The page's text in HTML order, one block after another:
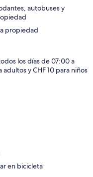
autobuses y
propiedad
los días de 07:00 a
y CHF 10 para niños
en bicicleta